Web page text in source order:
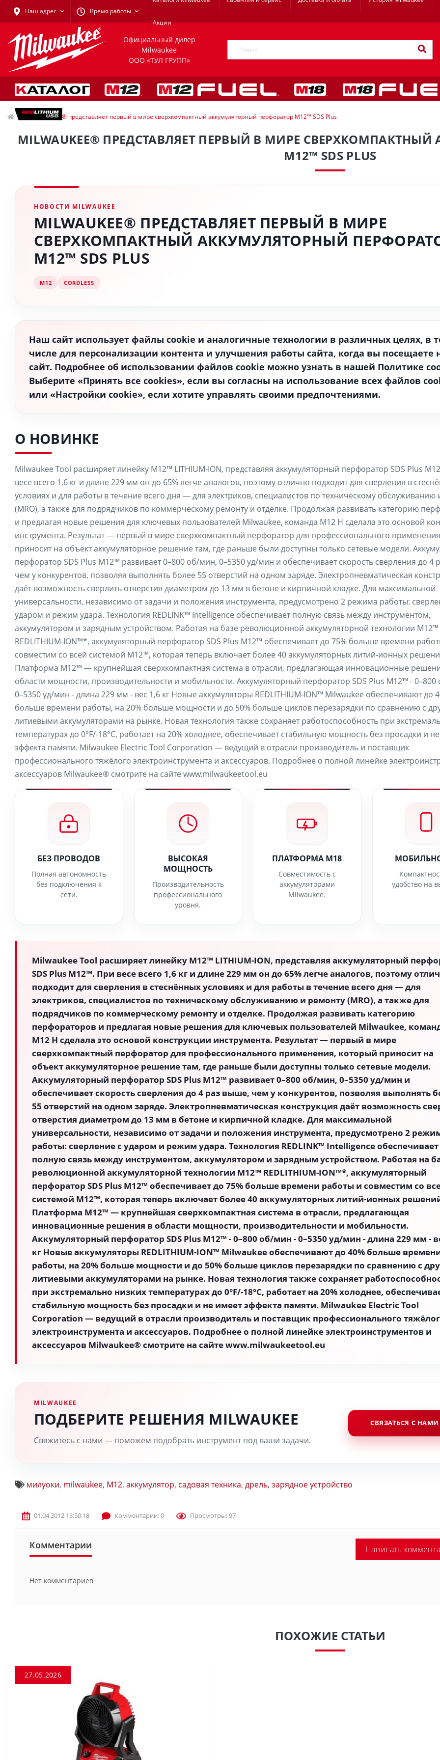
Наш адрес Время работы
Акции
Официальный дилер
Milwaukee
ООО «ТУЛ ГРУПП»
Milwaukee® представляет первый в мире сверхкомпактный аккумуляторный перфоратор M12™ SDS Plus
MILWAUKEE® ПРЕДСТАВЛЯЕТ ПЕРВЫЙ В МИРЕ
M12™ SDS PLUS
НОВОСТИ MILWAUKEE
MILWAUKEE® ПРЕДСТАВЛЯЕТ ПЕРВЫЙ В МИРЕ
СВЕРХКОМПАКТНЫЙ АККУМУЛЯТОРНЫЙ
M12™ SDS PLUS
M12 CORDLESS
Наш сайт использует файлы cookie и аналогичные технологии в различных целях, в
числе для персонализации контента и улучшения работы сайта, когда вы посещаете
сайт. Подробнее об использовании файлов cookie можно узнать в нашей Политике
Выберите «Принять все cookies», если вы согласны на использование всех файлов
или «Настройки cookie», если хотите управлять своими предпочтениями.
О НОВИНКЕ
Milwaukee Tool расширяет линейку M12™ LITHIUM-ION, представляя аккумуляторный перфоратор SDS Plus
весе всего 1,6 кг и длине 229 мм он до 65% легче аналогов, поэтому отлично подходит для сверления в
условиях и для работы в течение всего дня — для электриков, специалистов по техническому обслуживанию
(MRO), а также для подрядчиков по коммерческому ремонту и отделке. Продолжая развивать категорию
и предлагая новые решения для ключевых пользователей Milwaukee, команда M12 H сделала это основой
инструмента. Результат — первый в мире сверхкомпактный перфоратор для профессионального
приносит на объект аккумуляторное решение там, где раньше были доступны только сетевые модели.
перфоратор SDS Plus M12™ развивает 0–800 об/мин, 0–5350 уд/мин и обеспечивает скорость сверления до 4
чем у конкурентов, позволяя выполнять более 55 отверстий на одном заряде. Электропневматическая
даёт возможность сверлить отверстия диаметром до 13 мм в бетоне и кирпичной кладке. Для максимальной
универсальности, независимо от задачи и положения инструмента, предусмотрено 2 режима работы:
ударом и режим удара. Технология REDLINK™ Intelligence обеспечивает полную связь между инструментом,
аккумулятором и зарядным устройством. Работая на базе революционной аккумуляторной технологии M12™
REDLITHIUM-ION™*, аккумуляторный перфоратор SDS Plus M12™ обеспечивает до 75% больше времени
совместим со всей системой M12™, которая теперь включает более 40 аккумуляторных литий-ионных
Платформа M12™ — крупнейшая сверхкомпактная система в отрасли, предлагающая инновационные
области мощности, производительности и мобильности. Аккумуляторный перфоратор SDS Plus M12™ -
0–5350 уд/мин - длина 229 мм - вес 1,6 кг Новые аккумуляторы REDLITHIUM-ION™ Milwaukee обеспечивают до
больше времени работы, на 20% больше мощности и до 50% больше циклов перезарядки по сравнению с
литиевыми аккумуляторами на рынке. Новая технология также сохраняет работоспособность при
температурах до 0°F/-18°C, работает на 20% холоднее, обеспечивает стабильную мощность без просадки и
эффекта памяти. Milwaukee Electric Tool Corporation — ведущий в отрасли производитель и поставщик
профессионального тяжёлого электроинструмента и аксессуаров. Подробнее о полной линейке
аксессуаров Milwaukee® смотрите на сайте www.milwaukeetool.eu
БЕЗ ПРОВОДОВ
Полная автономность
без подключения к
сети.
ВЫСОКАЯ
МОЩНОСТЬ
Производительность
профессионального
уровня.
ПЛАТФОРМА M18
Совместимость с
аккумуляторами
Milwaukee.
удобство на
Milwaukee Tool расширяет линейку M12™ LITHIUM-ION, представляя аккумуляторный
SDS Plus M12™. При весе всего 1,6 кг и длине 229 мм он до 65% легче аналогов, поэтому
подходит для сверления в стеснённых условиях и для работы в течение всего дня — для
электриков, специалистов по техническому обслуживанию и ремонту (MRO), а также для
подрядчиков по коммерческому ремонту и отделке. Продолжая развивать категорию
перфораторов и предлагая новые решения для ключевых пользователей Milwaukee,
M12 H сделала это основой конструкции инструмента. Результат — первый в мире
сверхкомпактный перфоратор для профессионального применения, который приносит на
объект аккумуляторное решение там, где раньше были доступны только сетевые модели.
Аккумуляторный перфоратор SDS Plus M12™ развивает 0–800 об/мин, 0–5350 уд/мин и
обеспечивает скорость сверления до 4 раз выше, чем у конкурентов, позволяя выполнять
55 отверстий на одном заряде. Электропневматическая конструкция даёт возможность
отверстия диаметром до 13 мм в бетоне и кирпичной кладке. Для максимальной
универсальности, независимо от задачи и положения инструмента, предусмотрено 2
работы: сверление с ударом и режим удара. Технология REDLINK™ Intelligence обеспечивает
полную связь между инструментом, аккумулятором и зарядным устройством. Работая на
революционной аккумуляторной технологии M12™ REDLITHIUM-ION™*, аккумуляторный
перфоратор SDS Plus M12™ обеспечивает до 75% больше времени работы и совместим со
системой M12™, которая теперь включает более 40 аккумуляторных литий-ионных
Платформа M12™ — крупнейшая сверхкомпактная система в отрасли, предлагающая
инновационные решения в области мощности, производительности и мобильности.
Аккумуляторный перфоратор SDS Plus M12™ - 0–800 об/мин - 0–5350 уд/мин - длина 229 мм -
кг Новые аккумуляторы REDLITHIUM-ION™ Milwaukee обеспечивают до 40% больше
работы, на 20% больше мощности и до 50% больше циклов перезарядки по сравнению с
литиевыми аккумуляторами на рынке. Новая технология также сохраняет
при экстремально низких температурах до 0°F/-18°C, работает на 20% холоднее,
стабильную мощность без просадки и не имеет эффекта памяти. Milwaukee Electric Tool
Corporation — ведущий в отрасли производитель и поставщик профессионального
электроинструмента и аксессуаров. Подробнее о полной линейке электроинструментов и
аксессуаров Milwaukee® смотрите на сайте www.milwaukeetool.eu
MILWAUKEE
ПОДБЕРИТЕ РЕШЕНИЯ MILWAUKEE
Свяжитесь с нами — поможем подобрать инструмент под ваши задачи.
СВЯЗАТЬСЯ С НАМИ
милуоки, milwaukee, M12, аккумулятор, садовая техника, дрель, зарядное устройство
01.04.2012 13:50:18 Комментарии: 0 Просмотры: 97
Комментарии Написать
Нет комментариев
ПОХОЖИЕ СТАТЬИ
27.05.2026